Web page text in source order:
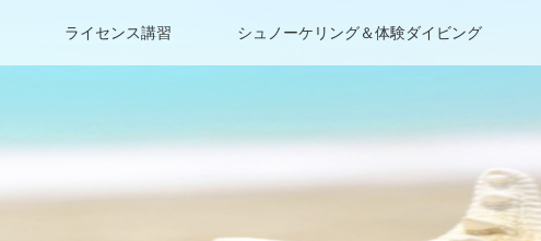
ライセンス講習 シュノーケリング＆体験ダイビング